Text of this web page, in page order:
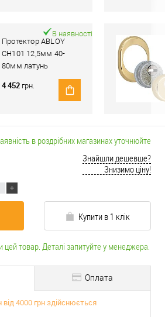
Протектор ABLOY
CH101 12,5мм 40-
80мм латунь
В наявності
4 452 грн.
в роздрібних магазинах уточнюйте
Знайшли дешевше?
Знизимо ціну!
Купити в 1 клік
товар. Деталі запитуйте у менеджера.
Оплата
4000 грн здійснюється